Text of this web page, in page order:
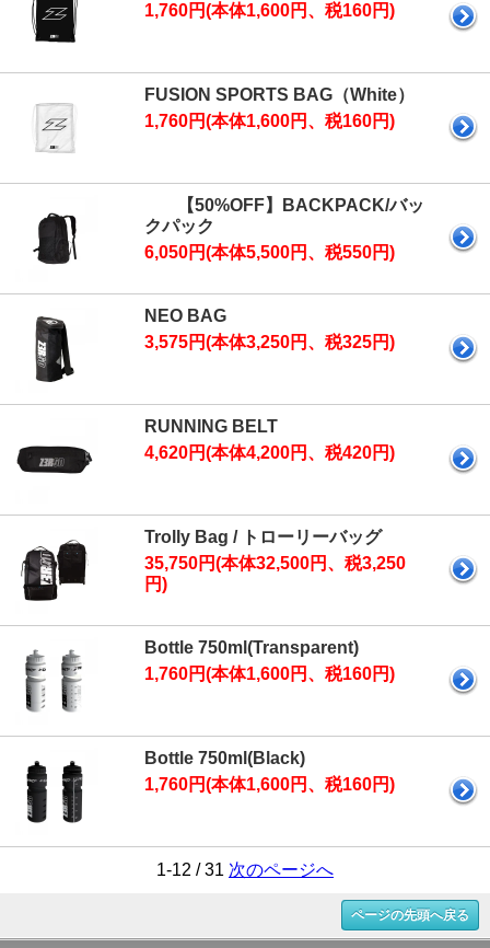
1,760円(本体1,600円、税160円)
FUSION SPORTS BAG（White）
1,760円(本体1,600円、税160円)
【50%OFF】BACKPACK/バッ
クパック
6,050円(本体5,500円、税550円)
NEO BAG
3,575円(本体3,250円、税325円)
RUNNING BELT
4,620円(本体4,200円、税420円)
Trolly Bag / トローリーバッグ
35,750円(本体32,500円、税3,250
円)
Bottle 750ml(Transparent)
1,760円(本体1,600円、税160円)
Bottle 750ml(Black)
1,760円(本体1,600円、税160円)
1-12 / 31 次のページへ
ページの先頭へ戻る